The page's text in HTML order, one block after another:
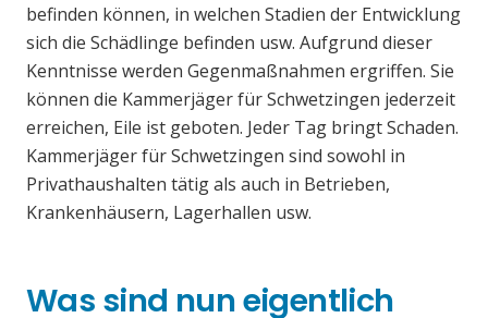
befinden können, in welchen Stadien der Entwicklung
sich die Schädlinge befinden usw. Aufgrund dieser
Kenntnisse werden Gegenmaßnahmen ergriffen. Sie
können die Kammerjäger für Schwetzingen jederzeit
erreichen, Eile ist geboten. Jeder Tag bringt Schaden.
Kammerjäger für Schwetzingen sind sowohl in
Privathaushalten tätig als auch in Betrieben,
Krankenhäusern, Lagerhallen usw.
Was sind nun eigentlich